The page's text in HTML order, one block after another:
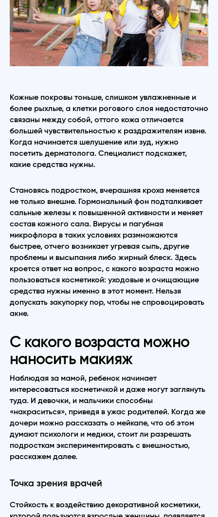
Кожные покровы тоньше, слишком увлажненные и
более рыхлые, а клетки рогового слоя недостаточно
связаны между собой, оттого кожа отличается
большей чувствительностью к раздражителям извне.
Когда начинается шелушение или зуд, нужно
посетить дерматолога. Специалист подскажет,
какие средства нужны.
Становясь подростком, вчерашняя кроха меняется
не только внешне. Гормональный фон подталкивает
сальные железы к повышенной активности и меняет
состав кожного сала. Вирусы и пагубная
микрофлора в таких условиях размножаются
быстрее, отчего возникает угревая сыпь, другие
проблемы и высыпания либо жирный блеск. Здесь
кроется ответ на вопрос, с какого возраста можно
пользоваться косметикой: уходовые и очищающие
средства нужны именно в этот момент. Нельзя
допускать закупорку пор, чтобы не спровоцировать
акне.
С какого возраста можно
наносить макияж
Наблюдая за мамой, ребенок начинает
интересоваться косметичкой и даже могут заглянуть
туда. И девочки, и мальчики способны
«накраситься», приведя в ужас родителей. Когда же
дочери можно рассказать о мейкапе, что об этом
думают психологи и медики, стоит ли разрешать
подросткам экспериментировать с внешностью,
расскажем далее.
Точка зрения врачей
Стойкость к воздействию декоративной косметики,